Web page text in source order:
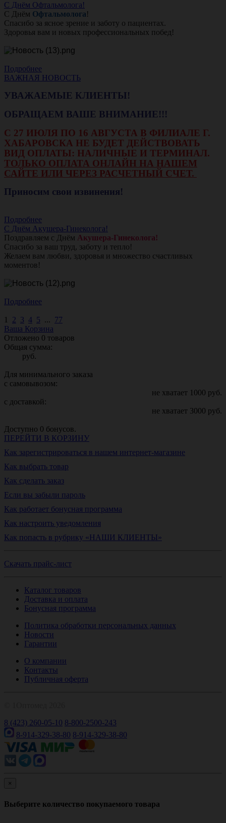
С Днём Офтальмолога!
С Днём Офтальмолога!
Спасибо за ясное зрение и заботу о пациентах.
Здоровья вам и новых профессиональных побед!
Подробнее
ВАЖНАЯ НОВОСТЬ
УВАЖАЕМЫЕ КЛИЕНТЫ!
ОБРАЩАЕМ ВАШЕ ВНИМАНИЕ!!!
С 27 ИЮЛЯ ПО 16 АВГУСТА В ФИЛИАЛЕ Г.
ХАБАРОВСКА НЕ БУДЕТ ДЕЙСТВОВАТЬ
ВИД ОПЛАТЫ: НАЛИЧНЫЕ И ТЕРМИНАЛ.
ТОЛЬКО ОПЛАТА ОНЛАЙН НА НАШЕМ
САЙТЕ ИЛИ ЧЕРЕЗ РАСЧЕТНЫЙ СЧЕТ.
Приносим свои извинения!
Подробнее
С Днём Акушера-Гинеколога!
Поздравляем с Днём Акушера-Гинеколога!
Спасибо за ваш труд, заботу и тепло!
Желаем вам любви, здоровья и множество счастливых
моментов!
Подробнее
1 2 3 4 5 ... 77
Ваша Корзина
Отложено 0 товаров
Общая сумма:
руб.
Для минимального заказа
с самовывозом:
не хватает 1000 руб.
с доставкой:
не хватает 3000 руб.
Доступно 0 бонусов.
ПЕРЕЙТИ В КОРЗИНУ
Как зарегистрироваться в нашем интернет-магазине
Как выбрать товар
Как сделать заказ
Если вы забыли пароль
Как работает бонусная программа
Как настроить уведомления
Как попасть в рубрику «НАШИ КЛИЕНТЫ»
Скачать прайс-лист
Каталог товаров
Доставка и оплата
Бонусная программа
Политика обработки персональных данных
Новости
Гарантии
О компании
Контакты
Публичная оферта
8 (423) 260-05-10 8-800-2500-243
8-914-329-38-80 8-914-329-38-80
×
Выберите количество покупаемого товара